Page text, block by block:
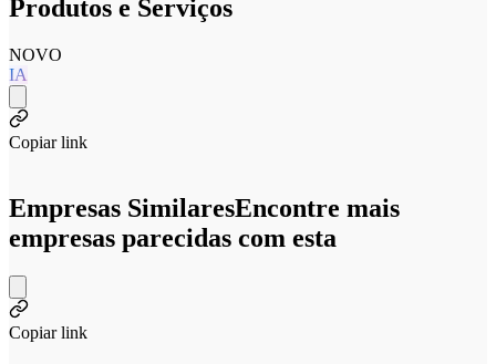
Produtos e Serviços
NOVO
IA
Copiar link
Empresas SimilaresEncontre mais
empresas parecidas com esta
Copiar link